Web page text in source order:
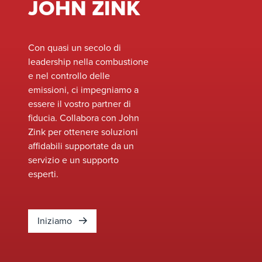
JOHN ZINK
Con quasi un secolo di
leadership nella combustione
e nel controllo delle
emissioni, ci impegniamo a
essere il vostro partner di
fiducia. Collabora con John
Zink per ottenere soluzioni
affidabili supportate da un
servizio e un supporto
esperti.
Iniziamo